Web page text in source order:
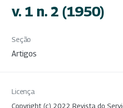
v. 1 n. 2 (1950)
Seção
Artigos
Licença
Copyright (c) 2022 Revista do